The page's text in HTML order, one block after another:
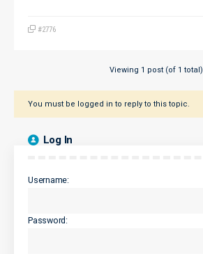
#2776
Viewing 1 post (of 1 total)
You must be logged in to reply to this topic.
Log In
Username:
Password: